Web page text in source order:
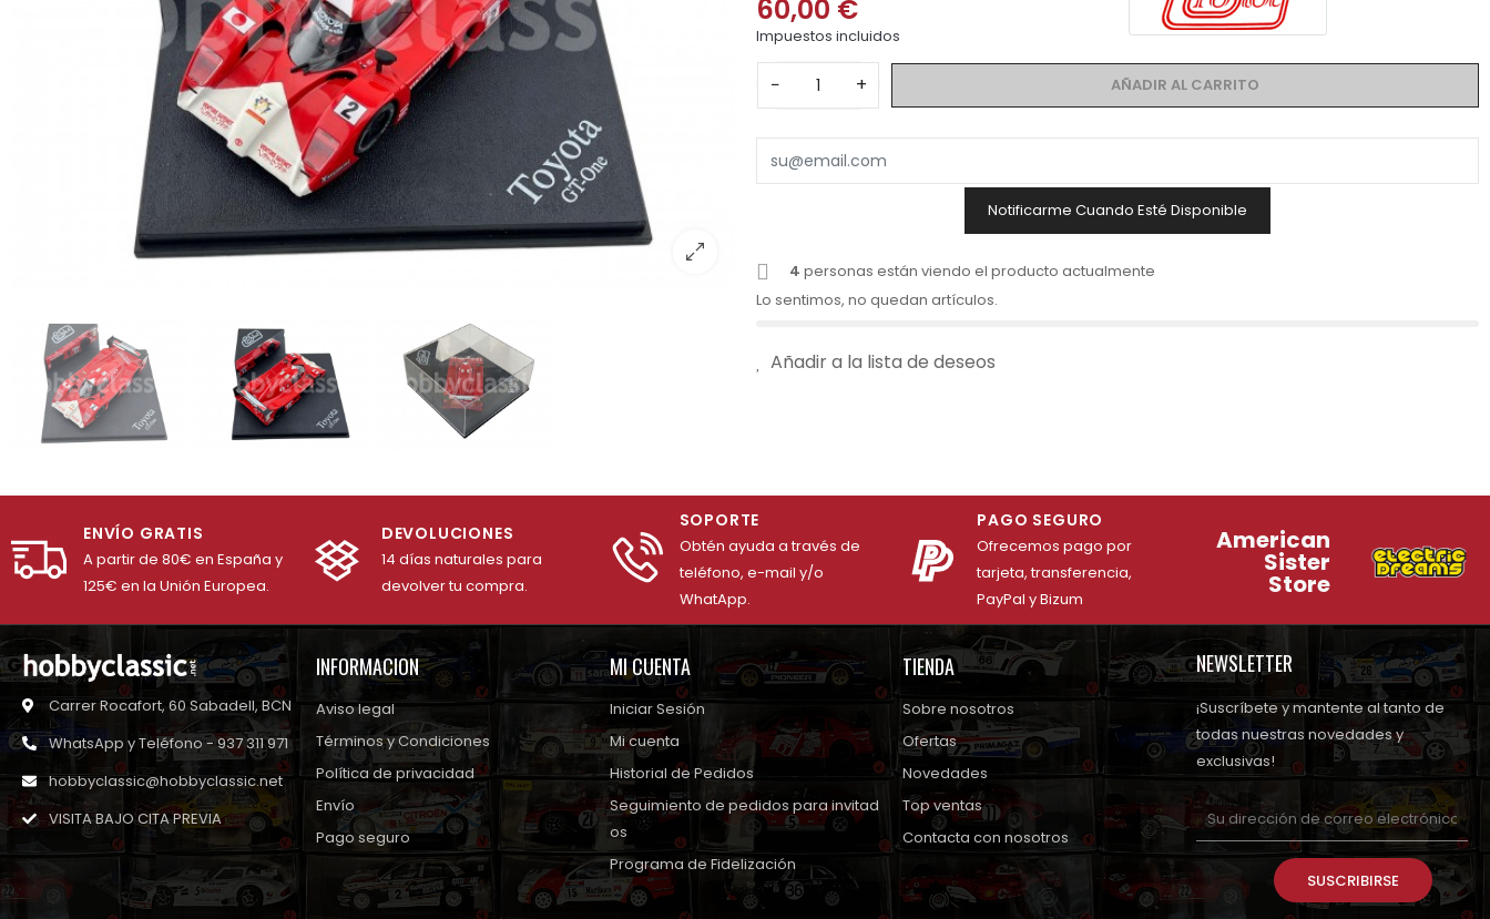
60,00 €
Impuestos incluidos
− + AÑADIR AL CARRITO
Notificarme Cuando Esté Disponible
4 personas están viendo el producto actualmente
Lo sentimos, no quedan artículos.
Añadir a la lista de deseos
ENVÍO GRATIS
A partir de 80€ en España y
125€ en la Unión Europea.
DEVOLUCIONES
14 días naturales para
devolver tu compra.
SOPORTE
Obtén ayuda a través de
teléfono, e-mail y/o
WhatApp.
PAGO SEGURO
Ofrecemos pago por
tarjeta, transferencia,
PayPal y Bizum
American
Sister
Store
Carrer Rocafort, 60 Sabadell, BCN
WhatsApp y Teléfono - 937 311 971
hobbyclassic@hobbyclassic.net
VISITA BAJO CITA PREVIA
INFORMACION
Aviso legal
Términos y Condiciones
Política de privacidad
Envío
Pago seguro
MI CUENTA
Iniciar Sesión
Mi cuenta
Historial de Pedidos
Seguimiento de pedidos para invitad
os
Programa de Fidelización
TIENDA
Sobre nosotros
Ofertas
Novedades
Top ventas
Contacta con nosotros
NEWSLETTER
¡Suscríbete y mantente al tanto de
todas nuestras novedades y
exclusivas!
SUSCRIBIRSE